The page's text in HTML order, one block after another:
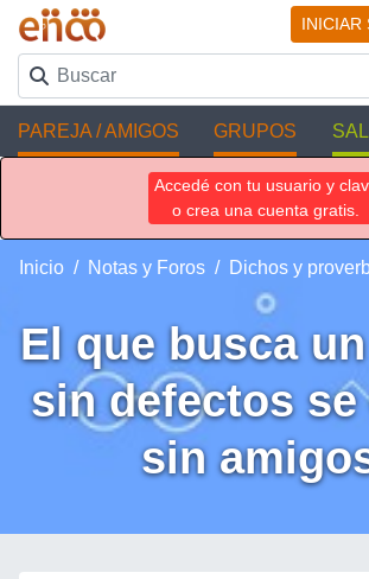
INICIAR
PAREJA / AMIGOS GRUPOS
Accedé con tu usuario y
o crea una cuenta gratis.
Inicio Notas y Foros Dichos y
El que busca
sin defectos se
sin